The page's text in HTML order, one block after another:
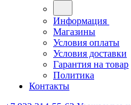
Информация
Магазины
Условия оплаты
Условия доставки
Гарантия на товар
Политика
Контакты